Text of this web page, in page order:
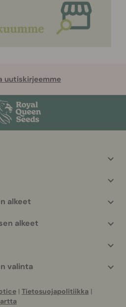
uutiskirjeemme
alkeet
alkeet
valinta
| Tietosuojapolitiikka |